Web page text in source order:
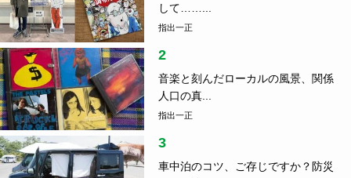
して……...
指出一正
2
音楽と刻んだローカルの風景、関係
人口の真...
指出一正
3
車中泊のコツ、ご存じですか？防災